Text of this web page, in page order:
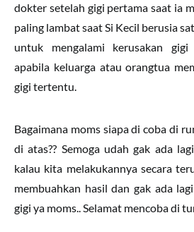
dokter setelah gigi pertama saat ia
paling lambat saat Si Kecil berusia
untuk mengalami kerusakan
apabila keluarga atau orangtua
gigi tertentu.
Bagaimana moms siapa di coba di
di atas?? Semoga udah gak ada
kalau kita melakukannya secara
membuahkan hasil dan gak ada
gigi ya moms.. Selamat mencoba di